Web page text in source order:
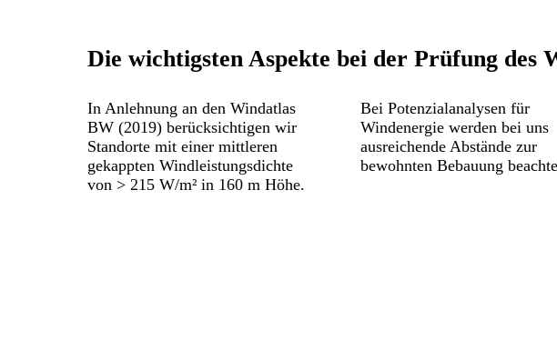
Die wichtigsten Aspekte bei der Prüfung des
In Anlehnung an den Windatlas
BW (2019) berücksichtigen wir
Standorte mit einer mittleren
gekappten Windleistungsdichte
von > 215 W/m² in 160 m Höhe.
Bei Potenzialanalysen für
Windenergie werden bei uns
ausreichende Abstände zur
bewohnten Bebauung